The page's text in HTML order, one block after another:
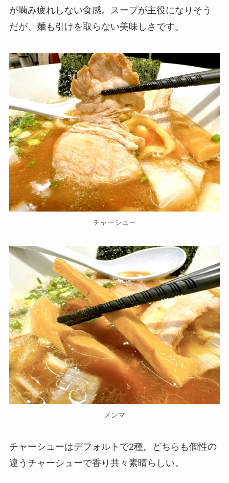
が噛み疲れしない食感。スープが主役になりそう
だが、麺も引けを取らない美味しさです。
チャーシュー
メンマ
チャーシューはデフォルトで2種。どちらも個性の
違うチャーシューで香り共々素晴らしい。